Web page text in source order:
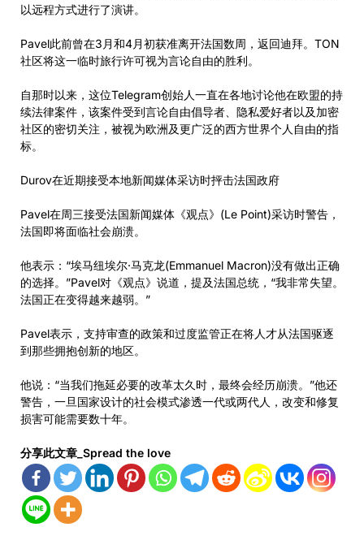
以远程方式进行了演讲。
Pavel此前曾在3月和4月初获准离开法国数周，返回迪拜。TON
社区将这一临时旅行许可视为言论自由的胜利。
自那时以来，这位Telegram创始人一直在各地讨论他在欧盟的持
续法律案件，该案件受到言论自由倡导者、隐私爱好者以及加密
社区的密切关注，被视为欧洲及更广泛的西方世界个人自由的指
标。
Durov在近期接受本地新闻媒体采访时抨击法国政府
Pavel在周三接受法国新闻媒体《观点》(Le Point)采访时警告，
法国即将面临社会崩溃。
他表示：“埃马纽埃尔·马克龙(Emmanuel Macron)没有做出正确
的选择。”Pavel对《观点》说道，提及法国总统，“我非常失望。
法国正在变得越来越弱。”
Pavel表示，支持审查的政策和过度监管正在将人才从法国驱逐
到那些拥抱创新的地区。
他说：“当我们拖延必要的改革太久时，最终会经历崩溃。”他还
警告，一旦国家设计的社会模式渗透一代或两代人，改变和修复
损害可能需要数十年。
分享此文章_Spread the love